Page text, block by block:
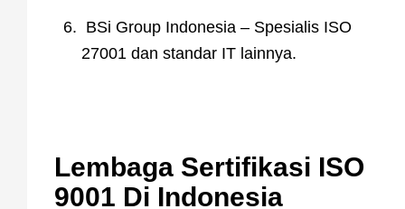
BSi Group Indonesia – Spesialis ISO
27001 dan standar IT lainnya.
Lembaga Sertifikasi ISO
9001 Di Indonesia